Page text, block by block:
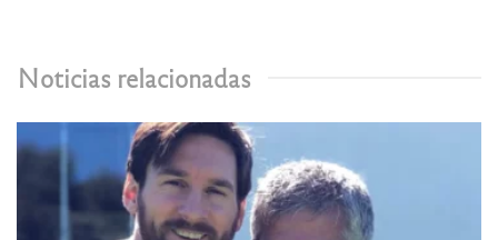
Noticias relacionadas